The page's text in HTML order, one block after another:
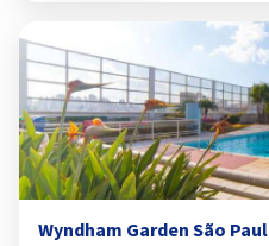
Wyndham Garden São